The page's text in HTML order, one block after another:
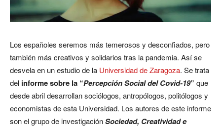
Los españoles seremos más temerosos y desconfiados, pero
también más creativos y solidarios tras la pandemia. Así se
desvela en un estudio de la Universidad de Zaragoza. Se trata
del informe sobre la “Percepción Social del Covid-19” que
desde abril desarrollan sociólogos, antropólogos, politólogos y
economistas de esta Universidad. Los autores de este informe
son el grupo de investigaciónSociedad, Creatividad e